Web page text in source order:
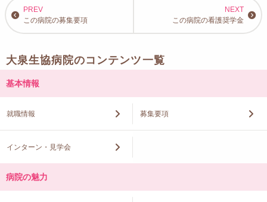
この病院の募集要項 この病院の看護奨学金
大泉生協病院のコンテンツ一覧
基本情報
就職情報 募集要項
インターン・見学会
病院の魅力